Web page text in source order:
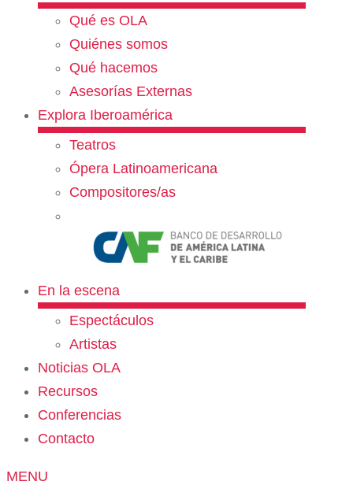
Qué es OLA
Quiénes somos
Qué hacemos
Asesorías Externas
Explora Iberoamérica
Teatros
Ópera Latinoamericana
Compositores/as
En la escena
Espectáculos
Artistas
Noticias OLA
Recursos
Conferencias
Contacto
MENU